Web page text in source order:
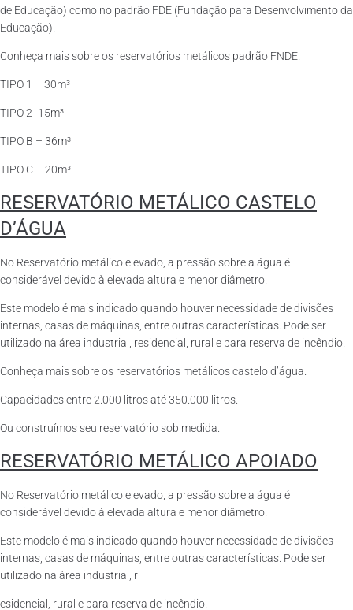
de Educação) como no padrão FDE (Fundação para Desenvolvimento da
Educação).
Conheça mais sobre os reservatórios metálicos padrão FNDE.
TIPO 1 – 30m³
TIPO 2- 15m³
TIPO B – 36m³
TIPO C – 20m³
RESERVATÓRIO METÁLICO CASTELO
D’ÁGUA
No Reservatório metálico elevado, a pressão sobre a água é
considerável devido à elevada altura e menor diâmetro.
Este modelo é mais indicado quando houver necessidade de divisões
internas, casas de máquinas, entre outras características. Pode ser
utilizado na área industrial, residencial, rural e para reserva de incêndio.
Conheça mais sobre os reservatórios metálicos castelo d’água.
Capacidades entre 2.000 litros até 350.000 litros.
Ou construímos seu reservatório sob medida.
RESERVATÓRIO METÁLICO APOIADO
No Reservatório metálico elevado, a pressão sobre a água é
considerável devido à elevada altura e menor diâmetro.
Este modelo é mais indicado quando houver necessidade de divisões
internas, casas de máquinas, entre outras características. Pode ser
utilizado na área industrial, r
esidencial, rural e para reserva de incêndio.